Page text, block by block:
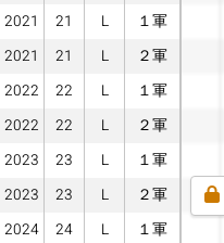
2021
21 L
１軍
2021
21 L
２軍
2022
22 L
１軍
2022
22 L
２軍
2023
23 L
１軍
2023
23 L
２軍
2024
24 L
１軍